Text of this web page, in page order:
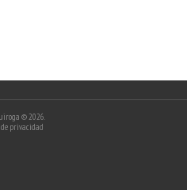
© 2026.
privacidad